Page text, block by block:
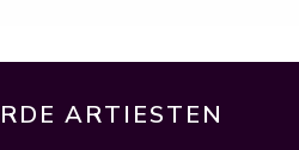
ARTIESTEN